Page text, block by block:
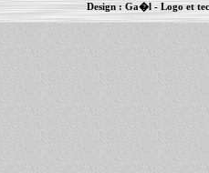
Design : Ga�l- Logo et
MacBook Pro -